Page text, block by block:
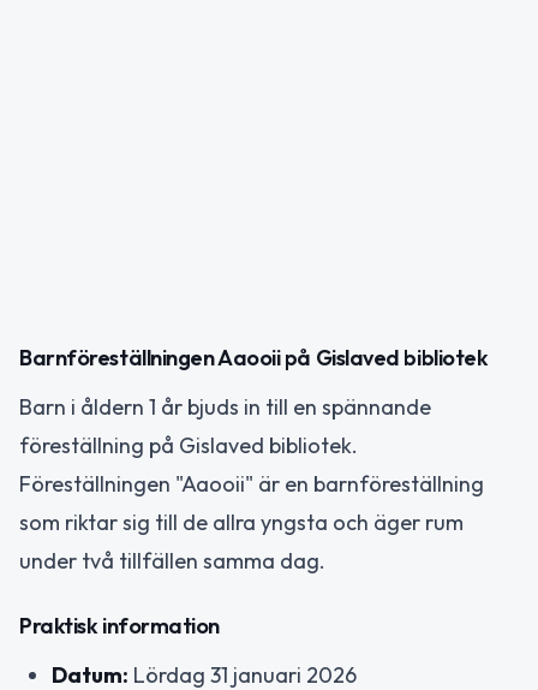
Barnföreställningen Aaooii på Gislaved bibliotek
Barn i åldern 1 år bjuds in till en spännande
föreställning på Gislaved bibliotek.
Föreställningen "Aaooii" är en barnföreställning
som riktar sig till de allra yngsta och äger rum
under två tillfällen samma dag.
Praktisk information
Datum: Lördag 31 januari 2026